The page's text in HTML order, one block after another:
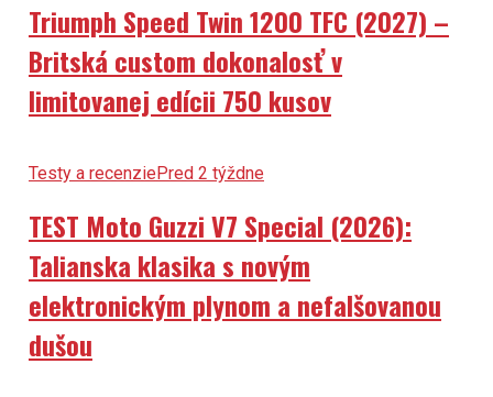
Triumph Speed Twin 1200 TFC (2027) –
Britská custom dokonalosť v
limitovanej edícii 750 kusov
Testy a recenziePred 2 týždne
TEST Moto Guzzi V7 Special (2026):
Talianska klasika s novým
elektronickým plynom a nefalšovanou
dušou